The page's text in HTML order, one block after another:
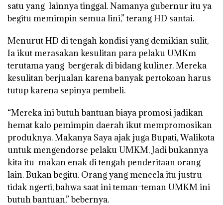
satu yang lainnya tinggal. Namanya gubernur itu ya
begitu memimpin semua lini,” terang HD santai.
Menurut HD di tengah kondisi yang demikian sulit,
Ia ikut merasakan kesulitan para pelaku UMKm
terutama yang bergerak di bidang kuliner. Mereka
kesulitan berjualan karena banyak pertokoan harus
tutup karena sepinya pembeli.
“Mereka ini butuh bantuan biaya promosi jadikan
hemat kalo pemimpin daerah ikut mempromosikan
produknya. Makanya Saya ajak juga Bupati, Walikota
untuk mengendorse pelaku UMKM. Jadi bukannya
kita itu makan enak di tengah penderitaan orang
lain. Bukan begitu. Orang yang mencela itu justru
tidak ngerti, bahwa saat ini teman-teman UMKM ini
butuh bantuan,” bebernya.